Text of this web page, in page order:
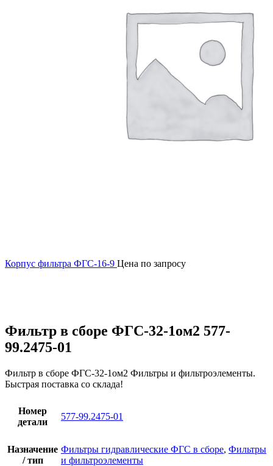
Корпус фильтра ФГС-16-9 Цена по запросу
Фильтр в сборе ФГС-32-1ом2 577-
99.2475-01
Фильтр в сборе ФГС-32-1ом2 Фильтры и фильтроэлементы.
Быстрая поставка со склада!
Номер
детали
577-99.2475-01
Назначение
/ тип
Фильтры гидравлические ФГС в сборе, Фильтры
и фильтроэлементы